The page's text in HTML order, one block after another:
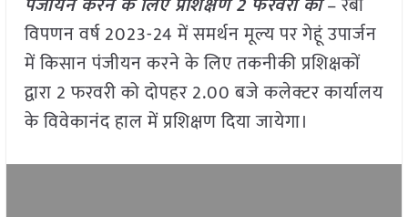
विपणन वर्ष 2023-24 में समर्थन मूल्य पर गेहूं उपार्जन
में किसान पंजीयन करने के लिए तकनीकी प्रशिक्षकों
द्वारा 2 फरवरी को दोपहर 2.00 बजे कलेक्टर कार्यालय
के विवेकानंद हाल में प्रशिक्षण दिया जायेगा।